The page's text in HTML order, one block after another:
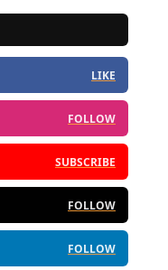
LIKE
FOLLOW
SUBSCRIBE
FOLLOW
FOLLOW